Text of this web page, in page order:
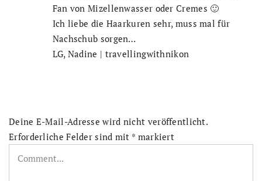
Fan von Mizellenwasser oder Cremes 🙂
Ich liebe die Haarkuren sehr, muss mal für
Nachschub sorgen…
LG, Nadine | travellingwithnikon
Deine E-Mail-Adresse wird nicht veröffentlicht.
Erforderliche Felder sind mit * markiert